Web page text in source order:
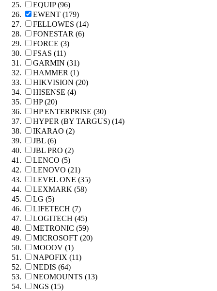
EQUIP (96)
EWENT (179)
FELLOWES (14)
FONESTAR (6)
FORCE (3)
FSAS (11)
GARMIN (31)
HAMMER (1)
HIKVISION (20)
HISENSE (4)
HP (20)
HP ENTERPRISE (30)
HYPER (BY TARGUS) (14)
IKARAO (2)
JBL (6)
JBL PRO (2)
LENCO (5)
LENOVO (21)
LEVEL ONE (35)
LEXMARK (58)
LG (5)
LIFETECH (7)
LOGITECH (45)
METRONIC (59)
MICROSOFT (20)
MOOOV (1)
NAPOFIX (11)
NEDIS (64)
NEOMOUNTS (13)
NGS (15)